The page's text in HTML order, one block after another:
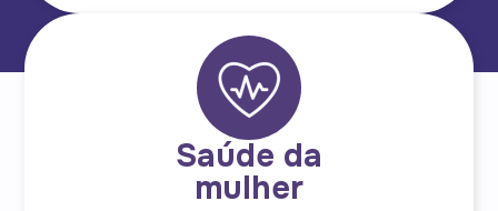
Saúde da
mulher